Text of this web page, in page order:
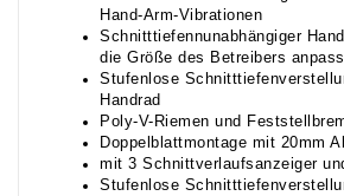
Hand-Arm-Vibrationen
Schnitttiefennunabhängiger
die Größe des Betreibers
Stufenlose
Handrad
Poly-V-Riemen und
Doppelblattmontage mit 20mm
mit 3 Schnittverlaufsanzeiger
Stufenlose